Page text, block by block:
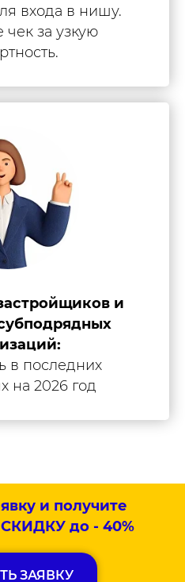
входа в нишу.
за узкую
и
в последних
на 2026 год
и получите
до - 40%
ЗАЯВКУ